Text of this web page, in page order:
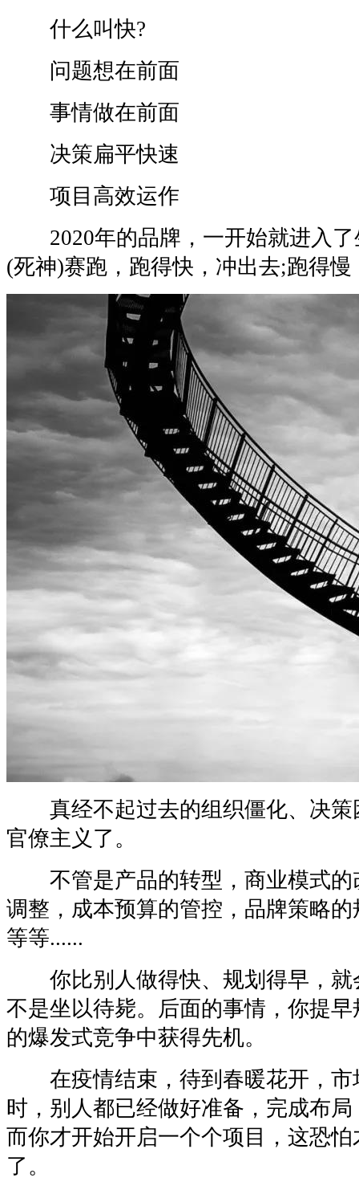
什么叫快?
问题想在前面
事情做在前面
决策扁平快速
项目高效运作
2020年的品牌，一开始就进入了
(死神)赛跑，跑得快，冲出去;跑得
真经不起过去的组织僵化、决策
官僚主义了。
不管是产品的转型，商业模式的
调整，成本预算的管控，品牌策略
等等......
你比别人做得快、规划得早，就
不是坐以待毙。后面的事情，你提
的爆发式竞争中获得先机。
在疫情结束，待到春暖花开，市
时，别人都已经做好准备，完成布
而你才开始开启一个个项目，这恐
了。